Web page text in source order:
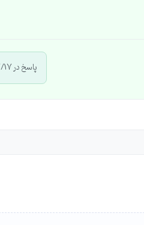
پاسخ در 1403/03/17 توسط